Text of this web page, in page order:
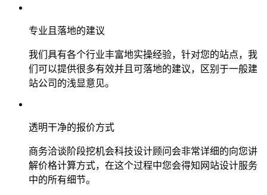
专业且落地的建议
我们具有各个行业丰富地实操经验，针对您的站点，我
们可以提供很多有效并且可落地的建议，区别于一般建
站公司的浅显意见。
透明干净的报价方式
商务洽谈阶段挖机会科技设计顾问会非常详细的向您讲
解价格计算方式，在这个过程中您会得知网站设计服务
中的所有细节。